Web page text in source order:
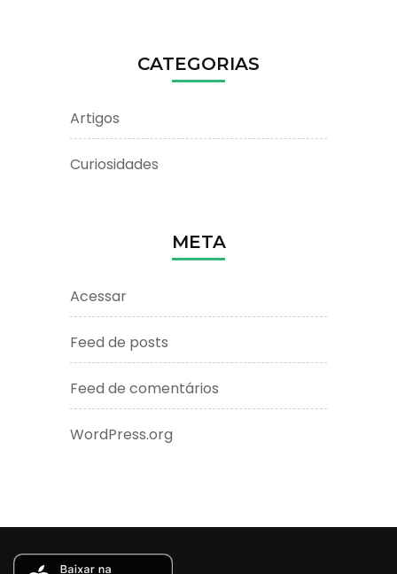
CATEGORIAS
Artigos
Curiosidades
META
Acessar
Feed de posts
Feed de comentários
WordPress.org